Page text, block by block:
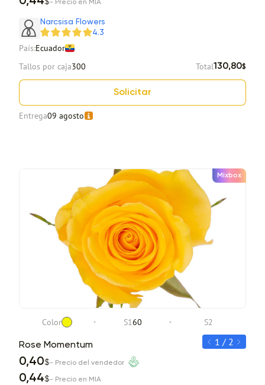
- Precio en MIA
Narcsisa Flowers
4.3
País:Ecuador
Tallos por caja300 Total130,80$
Solicitar
Entrega09 agosto
Mixbox
Color S160 S2
Rose Momentum
0,40$- Precio del vendedor
0,44$- Precio en MIA
1 / 2